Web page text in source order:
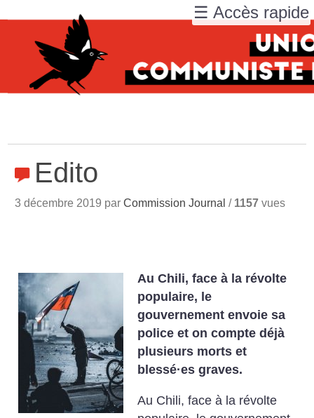
Edito
3 décembre 2019 parCommission Journal / 1157 vues
Au Chili, face à la révolte
populaire, le
gouvernement envoie sa
police et on compte déjà
plusieurs morts et
blessé·es graves.
Au Chili, face à la révolte
☰ Accès rapide